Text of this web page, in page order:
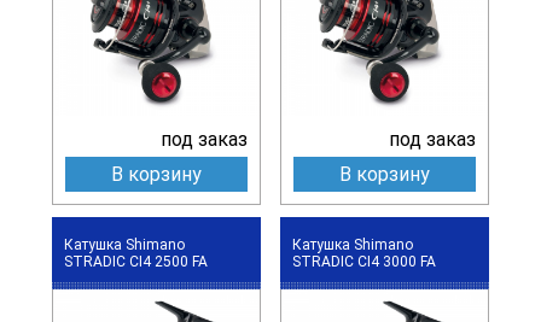
под заказ
В корзину
под заказ
В корзину
Катушка Shimano
STRADIC CI4 2500 FA
Катушка Shimano
STRADIC CI4 3000 FA